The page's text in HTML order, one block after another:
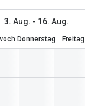
3. Aug. - 16. Aug.
Donnerstag Freitag